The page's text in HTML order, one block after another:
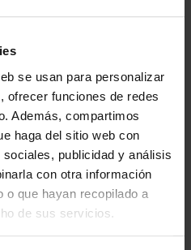
se usan para personalizar
ofrecer funciones de redes
Además, compartimos
haga del sitio web con
publicidad y análisis
con otra información
o que hayan recopilado a
de sus servicios.
SUSCRIPCIÓN
CAPITALES DE
PROVINCIA 2
949,00 €